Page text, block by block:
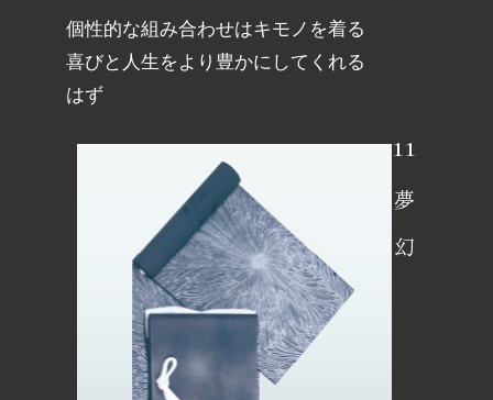
個性的な組み合わせはキモノを着る
喜びと人生をより豊かにしてくれる
はず
夢幻